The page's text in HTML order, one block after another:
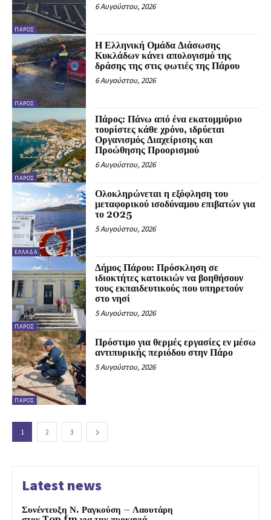
ΠΆΡΟΣ
6 Αυγούστου, 2026
ΠΆΡΟΣ
Η Ελληνική Ομάδα Διάσωσης
Κυκλάδων κάνει απολογισμό της
δράσης της στις φωτιές της Πάρου
6 Αυγούστου, 2026
ΠΆΡΟΣ
Πάρος: Πάνω από ένα εκατομμύριο
τουρίστες κάθε χρόνο, ιδρύεται
Οργανισμός Διαχείρισης και
Προώθησης Προορισμού
6 Αυγούστου, 2026
ΕΛΛΆΔΑ
Ολοκληρώνεται η εξόφληση του
μεταφορικού ισοδύναμου επιβατών για
το 2025
5 Αυγούστου, 2026
ΠΆΡΟΣ
Δήμος Πάρου: Πρόσκληση σε
ιδιοκτήτες κατοικιών να βοηθήσουν
τους εκπαιδευτικούς που υπηρετούν
στο νησί
5 Αυγούστου, 2026
ΠΆΡΟΣ
Πρόστιμο για θερμές εργασίες εν μέσω
αντιπυρικής περιόδου στην Πάρο
5 Αυγούστου, 2026
1 2 3
Latest news
Συνέντευξη Ν. Ραγκούση – Λαουτάρη